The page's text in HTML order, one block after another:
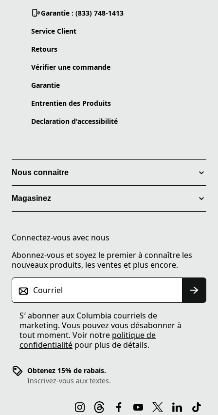
Garantie : (833) 748-1413
Service Client
Retours
Vérifier une commande
Garantie
Entrentien des Produits
Declaration d'accessibilité
Nous connaitre
Magasinez
Connectez-vous avec nous
Abonnez-vous et soyez le premier à connaître les
nouveaux produits, les ventes et plus encore.
Courriel
S′ abonner aux Columbia courriels de
marketing. Vous pouvez vous désabonner à
tout moment. Voir notre politique de
confidentialité pour plus de détails.
Obtenez 15% de rabais.
Inscrivez-vous aux textes.